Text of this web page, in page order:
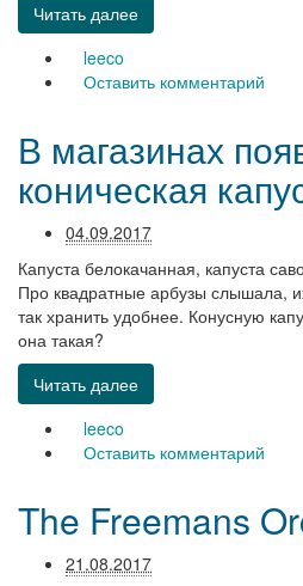
Читать далее
leeco
Оставить комментарий
В магазинах
коническая
04.09.2017
Капуста белокачанная, капуста
Про квадратные арбузы слышала,
так хранить удобнее. Конусную
она такая?
Читать далее
leeco
Оставить комментарий
The Freemans
21.08.2017